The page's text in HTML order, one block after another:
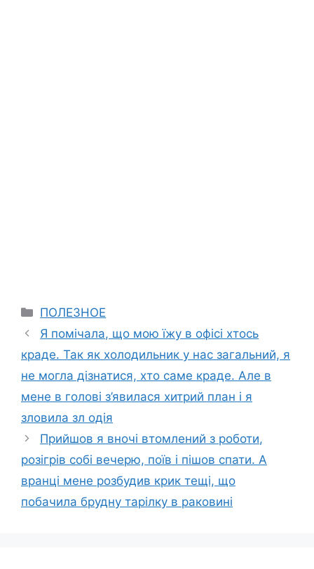
Categories
ПОЛЕЗНОЕ
Я помічала, що мою їжу в офісі хтось
краде. Так як холодильник у нас загальний, я
не могла дізнатися, хто саме краде. Але в
мене в голові з’явилася хитрий план і я
зловила зл одія
Прийшов я вночі втомлений з роботи,
розігрів собі вечерю, поїв і пішов спати. А
вранці мене розбудив крик тещі, що
побачила брудну тарілку в раковині